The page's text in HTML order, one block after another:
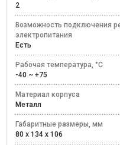
2
Возможность подключения
электропитания
Есть
Рабочая температура, °C
-40 ~ +75
Материал корпуса
Металл
Габаритные размеры, мм
80 x 134 x 106